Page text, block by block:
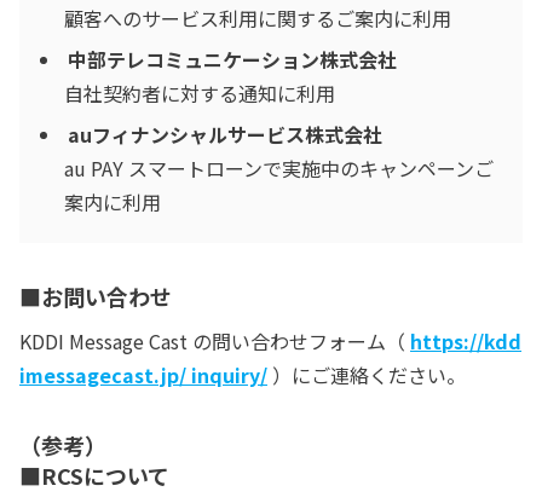
顧客へのサービス利用に関するご案内に利用
中部テレコミュニケーション株式会社
自社契約者に対する通知に利用
auフィナンシャルサービス株式会社
au PAY スマートローンで実施中のキャンペーンご
案内に利用
■お問い合わせ
KDDI Message Cast の問い合わせフォーム（ https://kdd
imessagecast.jp/ inquiry/ ）にご連絡ください。
（参考）
■RCSについて